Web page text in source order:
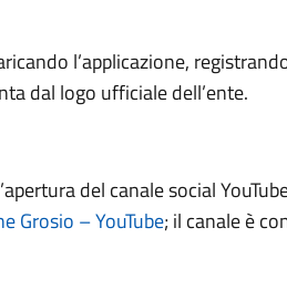
l’applicazione,
dal logo ufficiale dell’ente.
del canale social
Grosio – YouTube; il canale è